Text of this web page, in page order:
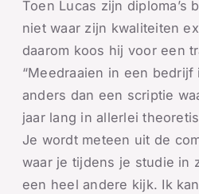
Toen Lucas zijn diploma’s
niet waar zijn kwaliteiten
daarom koos hij voor een
“Meedraaien in een
anders dan een scriptie
jaar lang in allerlei
Je wordt meteen uit de
waar je tijdens je studie in
een heel andere kijk. Ik